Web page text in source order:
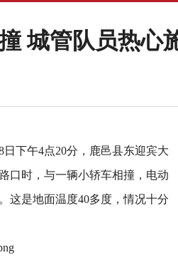
城管队员热心
日下午4点20分，鹿邑县东迎宾大
口时，与一辆小轿车相撞，电动
这是地面温度40多度，情况十分